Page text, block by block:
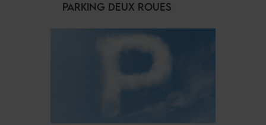
PARKING DEUX ROUES